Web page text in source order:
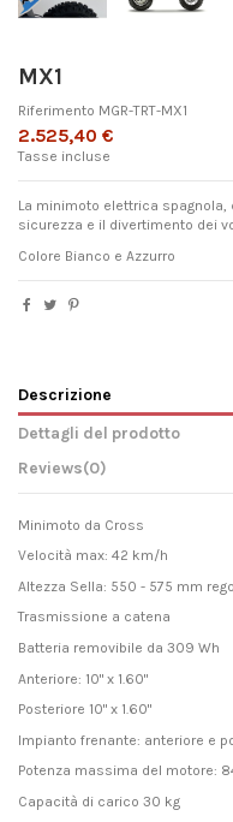
MX1
Riferimento MGR-TRT-MX1
2.525,40 €
Tasse incluse
La minimoto elettrica
sicurezza e il divertimento dei
Colore Bianco e Azzurro
Descrizione
Dettagli del prodotto
Reviews(0)
Minimoto da Cross
Velocità max: 42 km/h
Altezza Sella: 550 - 575 mm
Trasmissione a catena
Batteria removibile da 309 Wh
Anteriore: 10" x 1.60"
Posteriore 10" x 1.60"
Impianto frenante: anteriore e
Potenza massima del motore:
Capacità di carico 30 kg